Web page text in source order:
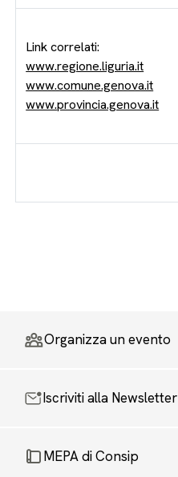
Link correlati:
www.regione.liguria.it
www.comune.genova.it
www.provincia.genova.it
Organizza un evento
Iscriviti alla Newsletter
MEPA di Consip